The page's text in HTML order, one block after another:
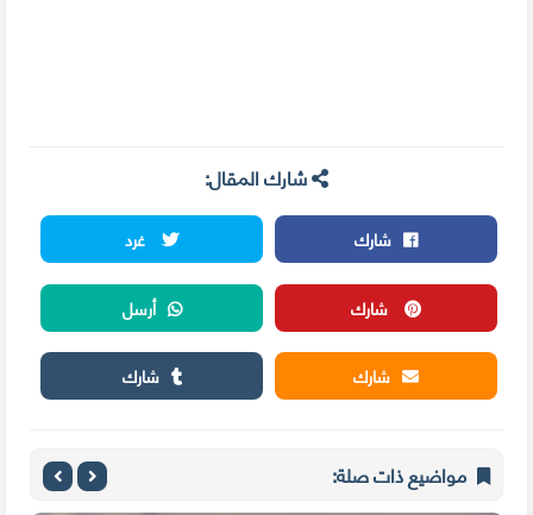
شارك المقال:
شارك
غرد
شارك
أرسل
شارك
شارك
مواضيع ذات صلة: